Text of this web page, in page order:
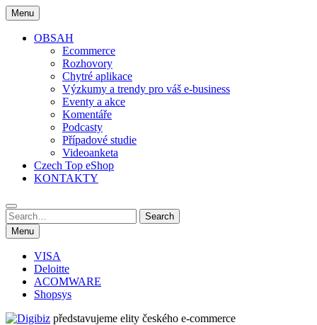
Skip
to
content
Menu
OBSAH
Ecommerce
Rozhovory
Chytré aplikace
Výzkumy a trendy pro váš e-business
Eventy a akce
Komentáře
Podcasty
Případové studie
Videoanketa
Czech Top eShop
KONTAKTY
Search
for:
Search
Menu
VISA
Deloitte
ACOMWARE
Shopsys
představujeme elity českého e-commerce